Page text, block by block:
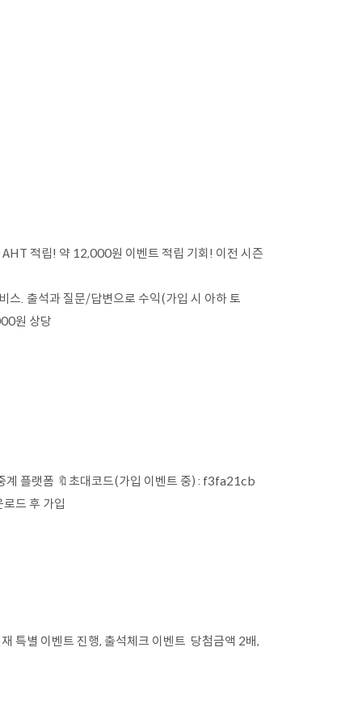
적립! 약 12,000원 이벤트 적립 기회! 이전 시즌
. 출석과 질문/답변으로 수익(가입 시 아하 토
원 상당
플랫폼 🔖초대코드(가입 이벤트 중) : f3fa21cb
드 후 가입
특별 이벤트 진행, 출석체크 이벤트 당첨금액 2배,